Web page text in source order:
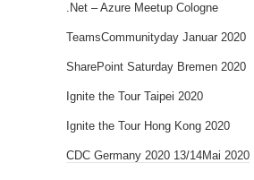
.Net – Azure Meetup Cologne
TeamsCommunityday Januar 2020
SharePoint Saturday Bremen 2020
Ignite the Tour Taipei 2020
Ignite the Tour Hong Kong 2020
CDC Germany 2020 13/14Mai 2020